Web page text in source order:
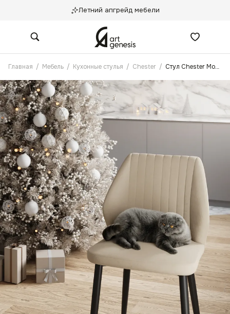
Летний апгрейд мебели
Главная / Мебель / Кухонные стулья / Chester / Стул Chester Молочный Антикоготь